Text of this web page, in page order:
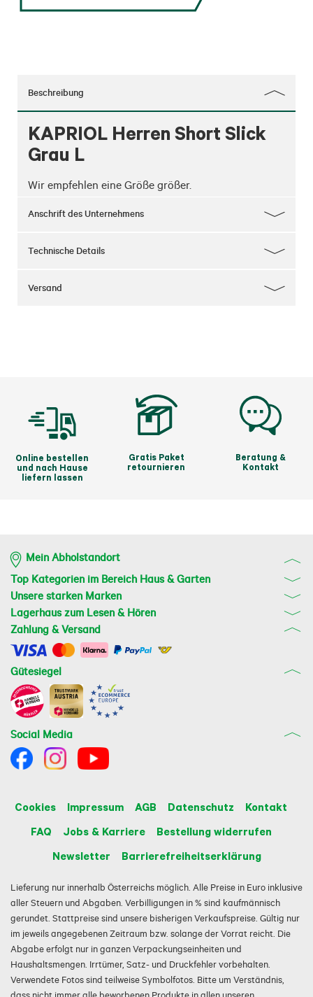
Beschreibung
KAPRIOL Herren Short Slick
Grau L
Wir empfehlen eine Größe größer.
Anschrift des Unternehmens
Technische Details
Versand
Online bestellen
und nach Hause
liefern lassen
Gratis Paket
retournieren
Beratung &
Kontakt
Mein Abholstandort
Top Kategorien im Bereich Haus & Garten
Unsere starken Marken
Lagerhaus zum Lesen & Hören
Zahlung & Versand
Gütesiegel
Social Media
Cookies Impressum AGB Datenschutz
Kontakt
FAQ
Jobs & Karriere
Bestellung widerrufen
Newsletter
Barrierefreiheitserklärung
Lieferung nur innerhalb Österreichs möglich. Alle Preise in Euro inklusive
aller Steuern und Abgaben. Verbilligungen in % sind kaufmännisch
gerundet. Stattpreise sind unsere bisherigen Verkaufspreise. Gültig nur
im jeweils angegebenen Zeitraum bzw. solange der Vorrat reicht. Die
Abgabe erfolgt nur in ganzen Verpackungseinheiten und
Haushaltsmengen. Irrtümer, Satz- und Druckfehler vorbehalten.
Verwendete Fotos sind teilweise Symbolfotos. Bitte um Verständnis,